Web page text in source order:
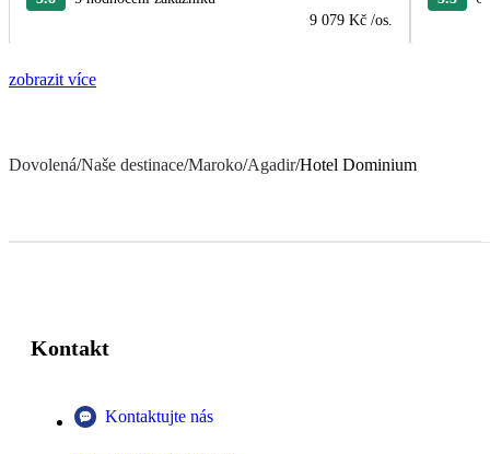
9 079 Kč /os.
zobrazit více
Dovolená/Naše destinace/Maroko/Agadir/Hotel Dominium
Kontakt
Kontaktujte nás